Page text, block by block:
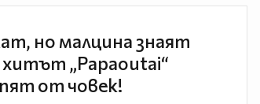
но малцина знаят
„Papaoutai“
от човек!